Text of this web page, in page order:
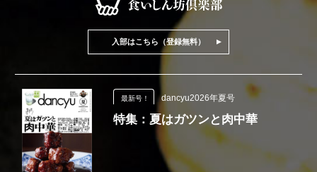
入部はこちら（登録無料）
最新号！ dancyu2026年夏号
特集：夏はガツンと肉中華